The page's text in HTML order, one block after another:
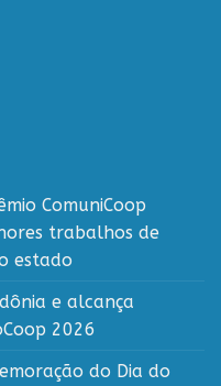
ComuniCoop
trabalhos de
estado
e alcança
2026
do Dia do